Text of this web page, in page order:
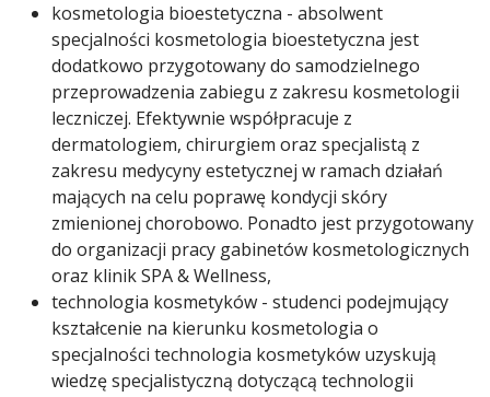
kosmetologia bioestetyczna - absolwent
specjalności kosmetologia bioestetyczna jest
dodatkowo przygotowany do samodzielnego
przeprowadzenia zabiegu z zakresu kosmetologii
leczniczej. Efektywnie współpracuje z
dermatologiem, chirurgiem oraz specjalistą z
zakresu medycyny estetycznej w ramach działań
mających na celu poprawę kondycji skóry
zmienionej chorobowo. Ponadto jest przygotowany
do organizacji pracy gabinetów kosmetologicznych
oraz klinik SPA & Wellness,
technologia kosmetyków - studenci podejmujący
kształcenie na kierunku kosmetologia o
specjalności technologia kosmetyków uzyskują
wiedzę specjalistyczną dotyczącą technologii